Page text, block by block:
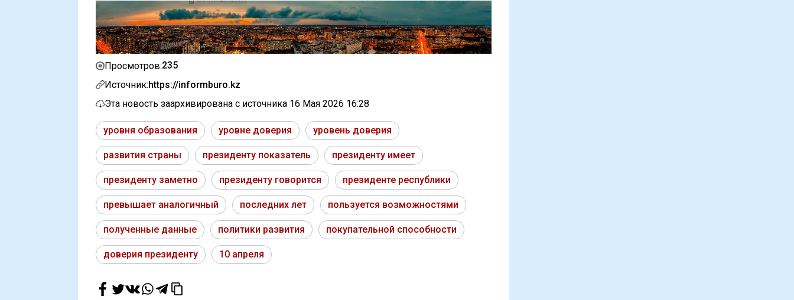
Просмотров:235
Источник:https://informburo.kz
Эта новость заархивирована с источника 16 Мая 2026 16:28
уровня образования уровне доверия уровень доверия
развития страны президенту показатель президенту имеет
президенту заметно президенту говорится президенте республики
превышает аналогичный последних лет пользуется возможностями
полученные данные политики развития покупательной способности
доверия президенту 10 апреля